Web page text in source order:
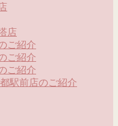
店
ご紹介
ご紹介
ご紹介
駅前店のご紹介